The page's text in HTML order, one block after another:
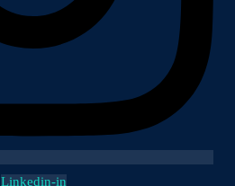
Linkedin-in